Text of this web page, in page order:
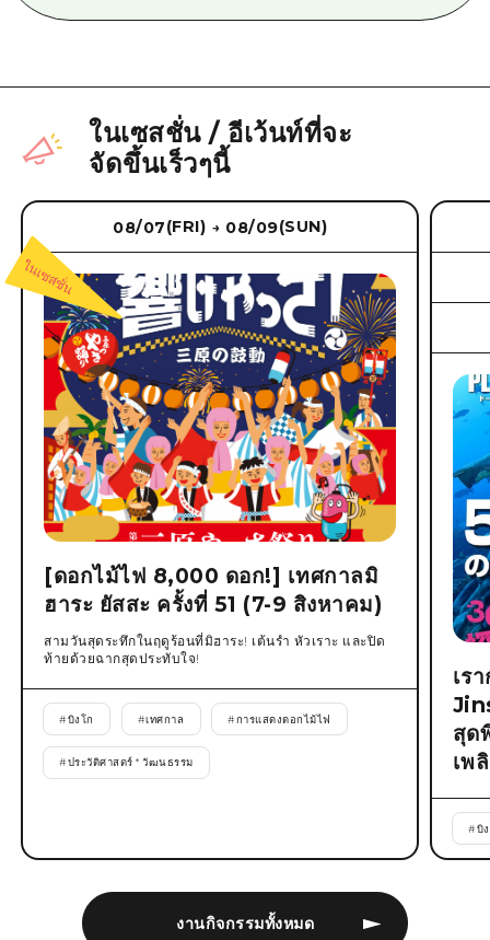
ในเซสชั่น/ อีเว้นท์ที่จะ
จัดขึ้นเร็วๆนี้
งานกิจกรรมทั้งหมด
08/07(FRI) → 08/09(SUN)
[ดอกไม้ไฟ 8,000 ดอก!] เทศกาลมิ
ฮาระ ยัสสะ ครั้งที่ 51 (7-9 สิงหาคม)
สามวันสุดระทึกในฤดูร้อนที่มิฮาระ! เต้นรำ หัวเราะ และปิด
ท้ายด้วยฉากสุดประทับใจ!
#บิงโก #เทศกาล #การแสดงดอกไม้ไฟ
#ประวัติศาสตร์ * วัฒนธรรม
เร
สุด
เพ
#บิ